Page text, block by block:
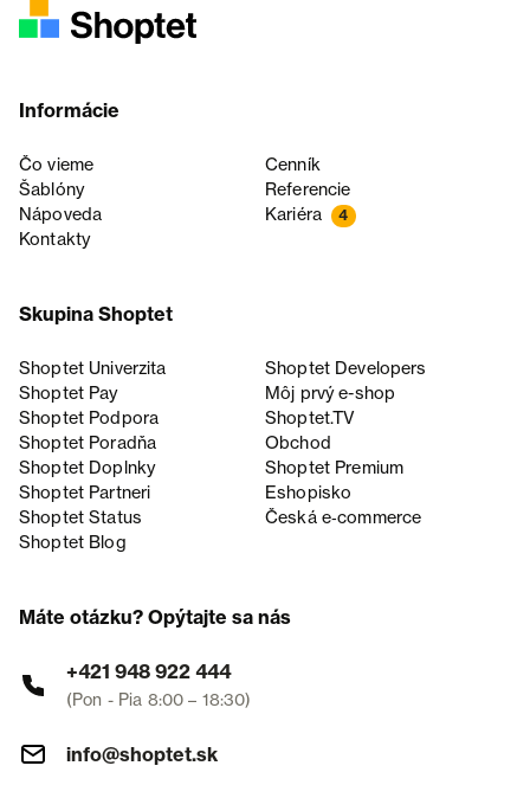
Informácie
Čo vieme
Cenník
Šablóny
Referencie
Nápoveda
Kariéra 4
Kontakty
Skupina Shoptet
Shoptet Univerzita
Shoptet Developers
Shoptet Pay
Môj prvý e-shop
Shoptet Podpora
Shoptet.TV
Shoptet Poradňa
Obchod
Shoptet Doplnky
Shoptet Premium
Shoptet Partneri
Eshopisko
Shoptet Status
Česká e‑commerce
Shoptet Blog
Máte otázku? Opýtajte sa nás
+421 948 922 444
(Pon - Pia 8:00 – 18:30)
info@shoptet.sk